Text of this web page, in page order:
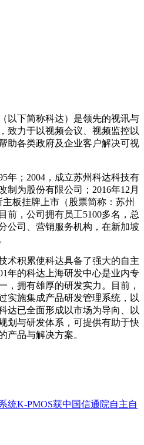
以下简称科达）是领先的视讯与
致力于以视频会议、视频监控以
助各类政府及企业客户解决可视
年；2004，成立苏州科达科技有
制为股份有限公司；2016年12月
板挂牌上市（股票简称：苏州
前，公司拥有员工5100多名，总
公司、营销服务机构，在新加坡
术积累使科达具备了强大的自主
年的科达上海研发中心是业内专
，拥有雄厚的研发实力。目前，
实施集成产品研发管理系统，以
达已全面形成以市场为导向、以
划与研发体系，可提供有助于快
产品与解决方案。
统K-PMOS获中国信通院自主自